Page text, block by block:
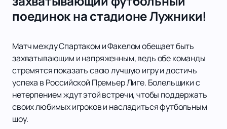
поединок на стадионе Лужники!
Матч между Спартаком и Факелом обещает быть
захватывающим и напряженным, ведь обе команды
стремятся показать свою лучшую игру и достичь
успеха в Российской Премьер Лиге. Болельщики с
нетерпением ждут этой встречи, чтобы поддержать
своих любимых игроков и насладиться футбольным
шоу.